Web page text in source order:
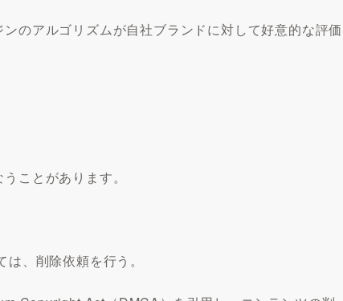
のアルゴリズムが自社ブランドに対して好意的な評価
ことがあります。
、削除依頼を行う。